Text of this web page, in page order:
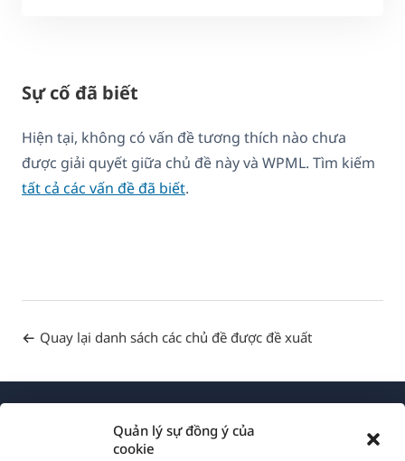
Quản lý sự đồng ý của
cookie
Sự cố đã biết
Hiện tại, không có vấn đề tương thích nào chưa
được giải quyết giữa chủ đề này và WPML. Tìm kiếm
tất cả các vấn đề đã biết.
Quay lại danh sách các chủ đề được đề xuất